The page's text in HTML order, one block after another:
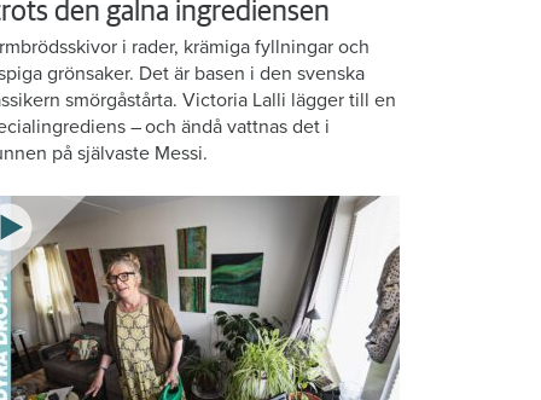
den galna ingrediensen
i rader, krämiga fyllningar och
grönsaker. Det är basen i den svenska
smörgåstårta. Victoria Lalli lägger till en
– och ändå vattnas det i
på självaste Messi.